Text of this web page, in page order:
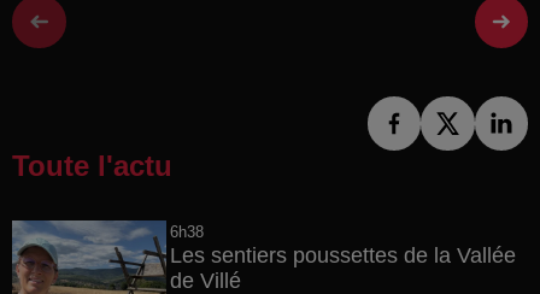
Toute l'actu
6h38
Les sentiers poussettes de la Vallée
de Villé